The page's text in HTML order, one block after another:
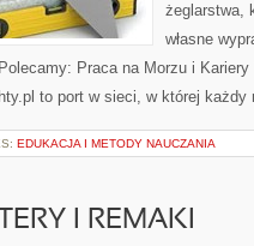
żeglarstwa,
własne
Praca na Morzu i
to port w sieci, w której
EDUKACJA I METODY NAUCZANIA
I REMAKI